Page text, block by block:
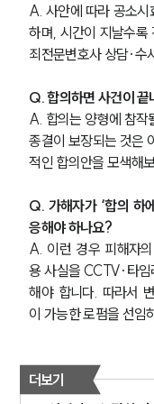
A. 사안에 따라 공소시
하며, 시간이 지날수록
죄전문변호사 상담·수
Q. 합의하면 사건이 끝
A. 합의는 양형에 참작
종결이 보장되는 것은
적인 합의안을 모색해
Q. 가해자가 ‘합의 하
응해야 하나요?
A. 이런 경우 피해자
용 사실을 CCTV·타임
해야 합니다. 따라서
이 가능한 로펌을 선임
더보기